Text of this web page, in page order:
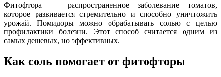
Фитофтора — распространенное заболевание томатов,
которое развивается стремительно и способно уничтожить
урожай. Помидоры можно обрабатывать солью с целью
профилактики болезни. Этот способ считается одним из
самых дешевых, но эффективных.
Как соль помогает от фитофторы